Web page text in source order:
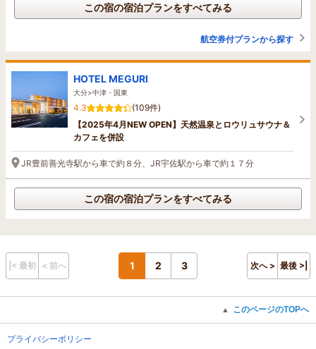
この宿の宿泊プランをすべてみる
航空券付プランから探す
HOTEL MEGURI
大分>中津・国東
4.3
(109件)
【2025年4月NEW OPEN】天然温泉とロウリュサウナ＆
カフェを併設
JR豊前善光寺駅から車で約８分、JR宇佐駅から車で約１７分
この宿の宿泊プランをすべてみる
|< 最初 < 前へ 1 2 3 次へ > 最後 >|
▲ このページのTOPへ
プライバシーポリシー